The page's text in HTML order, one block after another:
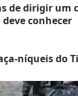
de dirigir um
conhecer
níqueis do